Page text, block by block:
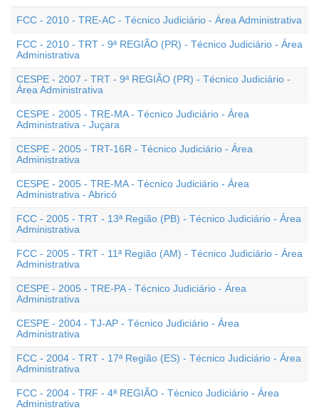
FCC - 2010 - TRE-AC - Técnico Judiciário - Área Administrativa
FCC - 2010 - TRT - 9ª REGIÃO (PR) - Técnico Judiciário - Área
Administrativa
CESPE - 2007 - TRT - 9ª REGIÃO (PR) - Técnico Judiciário -
Área Administrativa
CESPE - 2005 - TRE-MA - Técnico Judiciário - Área
Administrativa - Juçara
CESPE - 2005 - TRT-16R - Técnico Judiciário - Área
Administrativa
CESPE - 2005 - TRE-MA - Técnico Judiciário - Área
Administrativa - Abricó
FCC - 2005 - TRT - 13ª Região (PB) - Técnico Judiciário - Área
Administrativa
FCC - 2005 - TRT - 11ª Região (AM) - Técnico Judiciário - Área
Administrativa
CESPE - 2005 - TRE-PA - Técnico Judiciário - Área
Administrativa
CESPE - 2004 - TJ-AP - Técnico Judiciário - Área
Administrativa
FCC - 2004 - TRT - 17ª Região (ES) - Técnico Judiciário - Área
Administrativa
FCC - 2004 - TRF - 4ª REGIÃO - Técnico Judiciário - Área
Administrativa